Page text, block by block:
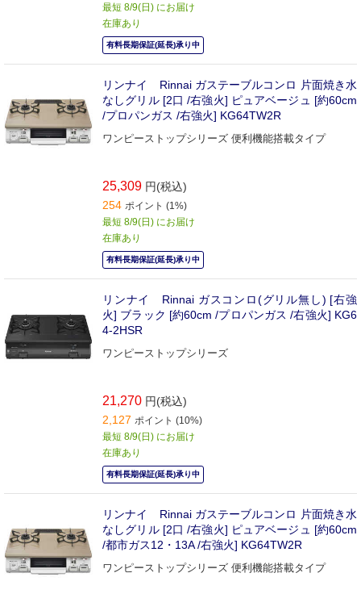
最短 8/9(日) にお届け
在庫あり
有料長期保証(延長)承り中
リンナイ Rinnai ガステーブルコンロ 片面焼き水
なしグリル [2口 /右強火] ピュアベージュ [約60cm
/プロパンガス /右強火] KG64TW2R
ワンピーストップシリーズ 便利機能搭載タイプ
25,309 円(税込)
254 ポイント (1%)
最短 8/9(日) にお届け
在庫あり
有料長期保証(延長)承り中
リンナイ Rinnai ガスコンロ(グリル無し) [右強
火] ブラック [約60cm /プロパンガス /右強火] KG6
4-2HSR
ワンピーストップシリーズ
21,270 円(税込)
2,127 ポイント (10%)
最短 8/9(日) にお届け
在庫あり
有料長期保証(延長)承り中
リンナイ Rinnai ガステーブルコンロ 片面焼き水
なしグリル [2口 /右強火] ピュアベージュ [約60cm
/都市ガス12・13A /右強火] KG64TW2R
ワンピーストップシリーズ 便利機能搭載タイプ